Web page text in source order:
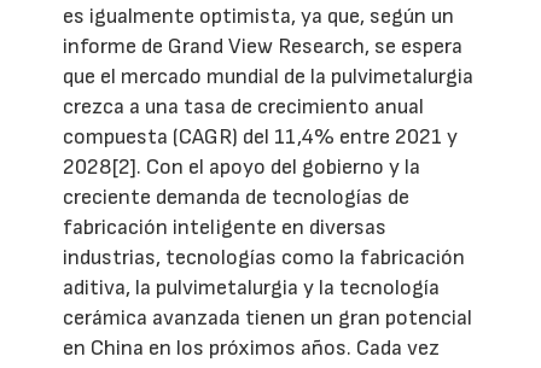
es igualmente optimista, ya que, según un
informe de Grand View Research, se espera
que el mercado mundial de la pulvimetalurgia
crezca a una tasa de crecimiento anual
compuesta (CAGR) del 11,4% entre 2021 y
2028[2]. Con el apoyo del gobierno y la
creciente demanda de tecnologías de
fabricación inteligente en diversas
industrias, tecnologías como la fabricación
aditiva, la pulvimetalurgia y la tecnología
cerámica avanzada tienen un gran potencial
en China en los próximos años. Cada vez